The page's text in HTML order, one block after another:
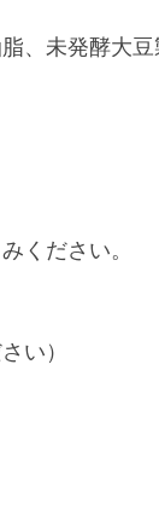
、未発酵大豆
ください。
い）